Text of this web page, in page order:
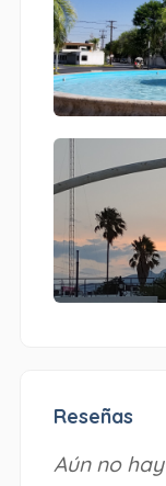
Reseñas
Aún no